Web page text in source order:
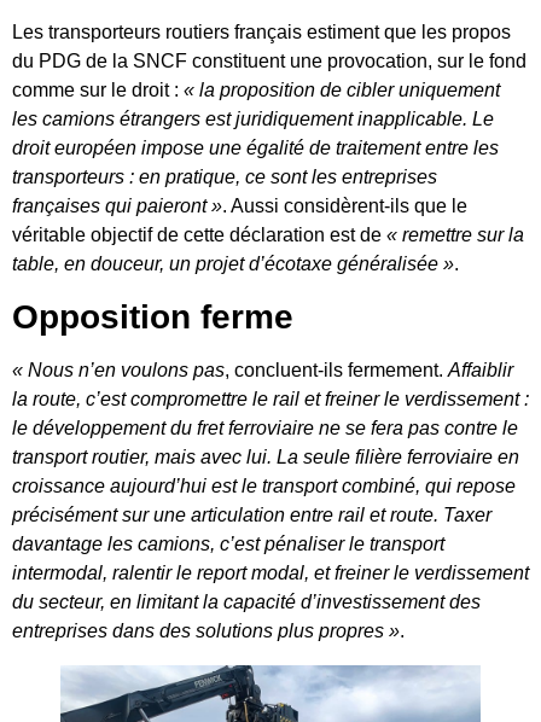
Les transporteurs routiers français estiment que les propos
du PDG de la SNCF constituent une provocation, sur le fond
comme sur le droit : « la proposition de cibler uniquement
les camions étrangers est juridiquement inapplicable. Le
droit européen impose une égalité de traitement entre les
transporteurs : en pratique, ce sont les entreprises
françaises qui paieront ». Aussi considèrent-ils que le
véritable objectif de cette déclaration est de « remettre sur la
table, en douceur, un projet d’écotaxe généralisée ».
Opposition ferme
« Nous n’en voulons pas, concluent-ils fermement. Affaiblir
la route, c’est compromettre le rail et freiner le verdissement :
le développement du fret ferroviaire ne se fera pas contre le
transport routier, mais avec lui. La seule filière ferroviaire en
croissance aujourd’hui est le transport combiné, qui repose
précisément sur une articulation entre rail et route. Taxer
davantage les camions, c’est pénaliser le transport
intermodal, ralentir le report modal, et freiner le verdissement
du secteur, en limitant la capacité d’investissement des
entreprises dans des solutions plus propres ».